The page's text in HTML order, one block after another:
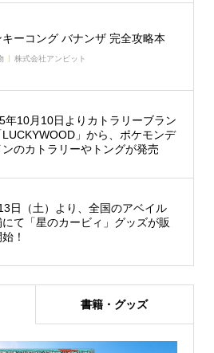
キーコング バナンザ 完全攻略本
株式会社アンビット
年10月10日よりカトラリーブラン
LUCKYWOOD」から、ポケモンデ
のカトラリーやトングが発売
日（土）より、全国のアベイル
にて「星のカービィ」グッズが販
！
書籍・グッズ